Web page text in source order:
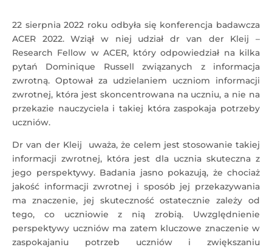
22 sierpnia 2022 roku odbyła się konferencja badawcza
ACER 2022. Wziął w niej udział dr van der Kleij –
Research Fellow w ACER, który odpowiedział na kilka
pytań Dominique Russell związanych z informacja
zwrotną. Optował za udzielaniem uczniom informacji
zwrotnej, która jest skoncentrowana na uczniu, a nie na
przekazie nauczyciela i takiej która zaspokaja potrzeby
uczniów.
Dr van der Kleij uważa, że celem jest stosowanie takiej
informacji zwrotnej, która jest dla ucznia skuteczna z
jego perspektywy. Badania jasno pokazują, że chociaż
jakość informacji zwrotnej i sposób jej przekazywania
ma znaczenie, jej skuteczność ostatecznie zależy od
tego, co uczniowie z nią zrobią. Uwzględnienie
perspektywy uczniów ma zatem kluczowe znaczenie w
zaspokajaniu potrzeb uczniów i zwiększaniu